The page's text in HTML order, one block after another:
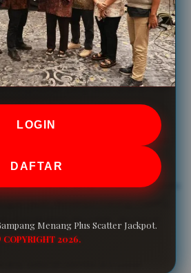
pencerdasan. Karena menghadapi
membuat brain rot, pusing
itu dari awal tuh udah digembleng
kerja keras yang disampaikan oleh
pula bahwa selama
selama mahasiswa dan
menjadi lebih berpikiran terbuka
orang lain.
ketemu isu yang berbeda, ketemu
layer dunianya masing-masing.
menghakimi dia salah, dia benar
seluruh pembicara panel
LOGIN
DAFTAR
Menang Plus Scatter Jackpot.
2026.